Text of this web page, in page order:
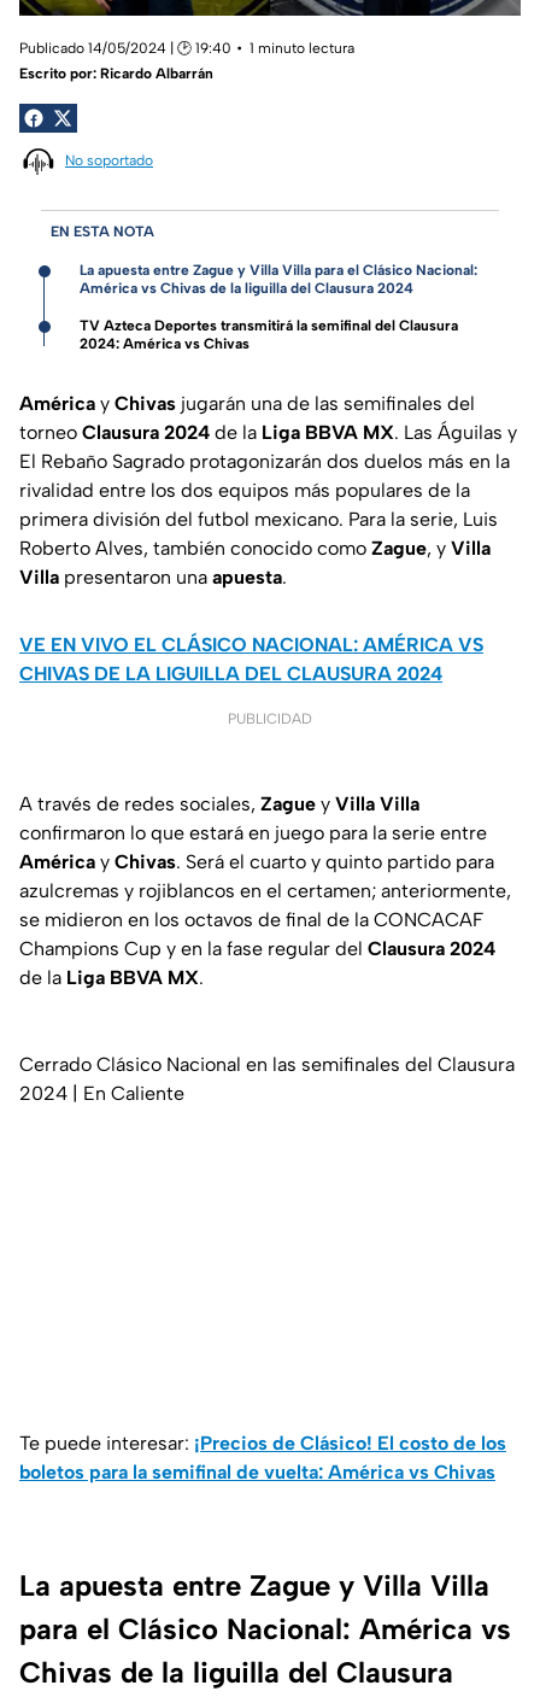
Publicado 14/05/2024 | 🕑 19:40
1 minuto lectura
Escrito por: Ricardo Albarrán
No soportado
EN ESTA NOTA
La apuesta entre Zague y Villa Villa para el Clásico Nacional:
América vs Chivas de la liguilla del Clausura 2024
TV Azteca Deportes transmitirá la semifinal del Clausura
2024: América vs Chivas
América y Chivas jugarán una de las semifinales del
torneo Clausura 2024 de la Liga BBVA MX. Las Águilas y
El Rebaño Sagrado protagonizarán dos duelos más en la
rivalidad entre los dos equipos más populares de la
primera división del futbol mexicano. Para la serie, Luis
Roberto Alves, también conocido como Zague, y Villa
Villa presentaron una apuesta.
VE EN VIVO EL CLÁSICO NACIONAL: AMÉRICA VS
CHIVAS DE LA LIGUILLA DEL CLAUSURA 2024
PUBLICIDAD
A través de redes sociales, Zague y Villa Villa
confirmaron lo que estará en juego para la serie entre
América y Chivas. Será el cuarto y quinto partido para
azulcremas y rojiblancos en el certamen; anteriormente,
se midieron en los octavos de final de la CONCACAF
Champions Cup y en la fase regular del Clausura 2024
de la Liga BBVA MX.
Cerrado Clásico Nacional en las semifinales del Clausura
2024 | En Caliente
Te puede interesar: ¡Precios de Clásico! El costo de los
boletos para la semifinal de vuelta: América vs Chivas
La apuesta entre Zague y Villa Villa
para el Clásico Nacional: América vs
Chivas de la liguilla del Clausura